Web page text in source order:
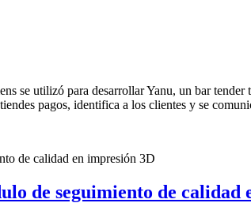
de seguimiento de calidad